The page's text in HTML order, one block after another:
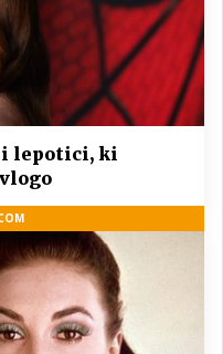
lepotici, ki